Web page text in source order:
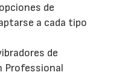
de
a cada tipo
de
Professional